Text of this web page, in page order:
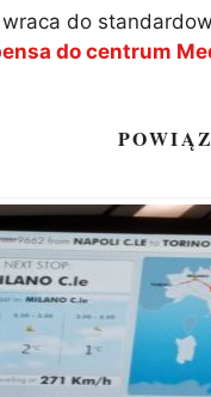
wraca do
do centrum